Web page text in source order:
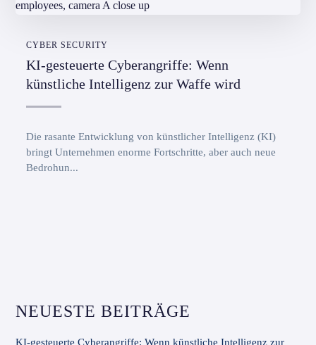
CYBER SECURITY
KI-gesteuerte Cyberangriffe: Wenn
künstliche Intelligenz zur Waffe wird
Die rasante Entwicklung von künstlicher Intelligenz (KI)
bringt Unternehmen enorme Fortschritte, aber auch neue
Bedrohun...
NEUESTE BEITRÄGE
KI-gesteuerte Cyberangriffe: Wenn künstliche Intelligenz zur